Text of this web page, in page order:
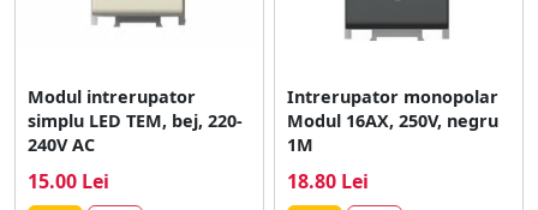
Modul intrerupator
simplu LED TEM, bej, 220-
240V AC
15.00 Lei
Intrerupator monopolar
Modul 16AX, 250V, negru
1M
18.80 Lei